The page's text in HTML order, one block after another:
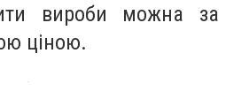
вироби можна за
ціною.